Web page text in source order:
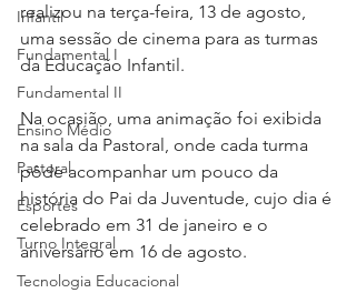
Infantil
Fundamental I
Fundamental II
Ensino Médio
Pastoral
Esportes
Turno Integral
Tecnologia Educacional
realizou na terça-feira, 13 de agosto,
uma sessão de cinema para as turmas
da Educação Infantil.
Na ocasião, uma animação foi exibida
na sala da Pastoral, onde cada turma
pôde acompanhar um pouco da
história do Pai da Juventude, cujo dia é
celebrado em 31 de janeiro e o
aniversário em 16 de agosto.